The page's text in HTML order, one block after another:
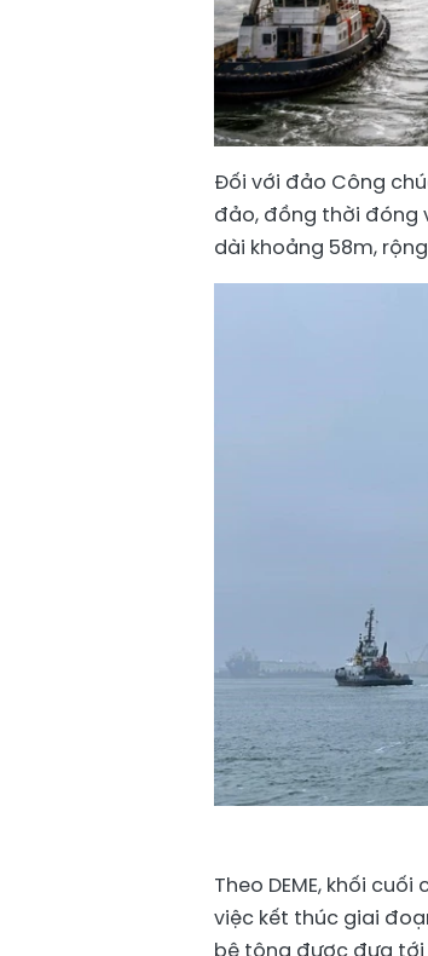
Đối với đảo Công
đảo, đồng thời đóng
dài khoảng 58m,
Theo DEME, khối
việc kết thúc giai
bê tông được đưa